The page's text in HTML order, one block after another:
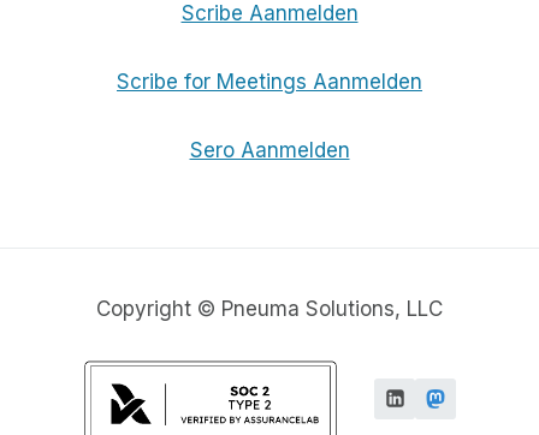
Scribe Aanmelden
Scribe for Meetings Aanmelden
Sero Aanmelden
Copyright © Pneuma Solutions, LLC